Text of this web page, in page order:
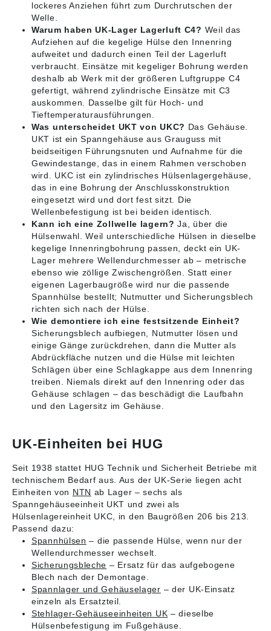
lockeres Anziehen führt zum Durchrutschen der
Welle.
Warum haben UK-Lager Lagerluft C4? Weil das
Aufziehen auf die kegelige Hülse den Innenring
aufweitet und dadurch einen Teil der Lagerluft
verbraucht. Einsätze mit kegeliger Bohrung werden
deshalb ab Werk mit der größeren Luftgruppe C4
gefertigt, während zylindrische Einsätze mit C3
auskommen. Dasselbe gilt für Hoch- und
Tieftemperaturausführungen.
Was unterscheidet UKT von UKC? Das Gehäuse.
UKT ist ein Spanngehäuse aus Grauguss mit
beidseitigen Führungsnuten und Aufnahme für die
Gewindestange, das in einem Rahmen verschoben
wird. UKC ist ein zylindrisches Hülsenlagergehäuse,
das in eine Bohrung der Anschlusskonstruktion
eingesetzt wird und dort fest sitzt. Die
Wellenbefestigung ist bei beiden identisch.
Kann ich eine Zollwelle lagern? Ja, über die
Hülsenwahl. Weil unterschiedliche Hülsen in dieselbe
kegelige Innenringbohrung passen, deckt ein UK-
Lager mehrere Wellendurchmesser ab – metrische
ebenso wie zöllige Zwischengrößen. Statt einer
eigenen Lagerbaugröße wird nur die passende
Spannhülse bestellt; Nutmutter und Sicherungsblech
richten sich nach der Hülse.
Wie demontiere ich eine festsitzende Einheit?
Sicherungsblech aufbiegen, Nutmutter lösen und
einige Gänge zurückdrehen, dann die Mutter als
Abdrückfläche nutzen und die Hülse mit leichten
Schlägen über eine Schlagkappe aus dem Innenring
treiben. Niemals direkt auf den Innenring oder das
Gehäuse schlagen – das beschädigt die Laufbahn
und den Lagersitz im Gehäuse.
UK-Einheiten bei HUG
Seit 1938 stattet HUG Technik und Sicherheit Betriebe mit
technischem Bedarf aus. Aus der UK-Serie liegen acht
Einheiten von NTN ab Lager – sechs als
Spanngehäuseeinheit UKT und zwei als
Hülsenlagereinheit UKC, in den Baugrößen 206 bis 213.
Passend dazu:
Spannhülsen – die passende Hülse, wenn nur der
Wellendurchmesser wechselt.
Sicherungsbleche – Ersatz für das aufgebogene
Blech nach der Demontage.
Spannlager und Gehäuselager – der UK-Einsatz
einzeln als Ersatzteil.
Stehlager-Gehäuseeinheiten UK – dieselbe
Hülsenbefestigung im Fußgehäuse.